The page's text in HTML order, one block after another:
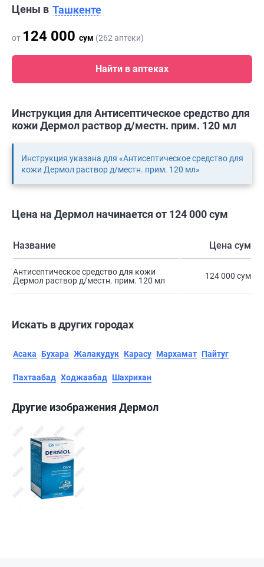
Цены в Ташкенте
от 124 000 сум (262 аптеки)
Найти в аптеках
Инструкция для Антисептическое средство для
кожи Дермол раствор д/местн. прим. 120 мл
Инструкция указана для «Антисептическое средство для
кожи Дермол раствор д/местн. прим. 120 мл»
Цена на Дермол начинается от 124 000 сум
Название Цена сум
Антисептическое средство для кожи
Дермол раствор д/местн. прим. 120 мл
124 000 сум
Искать в других городах
Асака Бухара Жалакудук Карасу Мархамат Пайтуг
Пахтаабад Ходжаабад Шахрихан
Другие изображения Дермол